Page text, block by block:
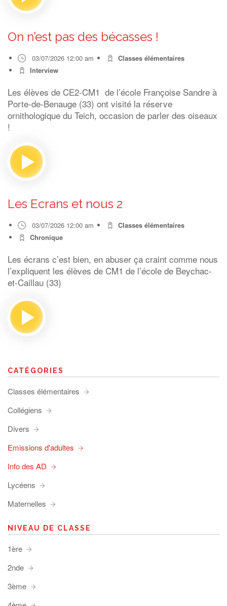
On n’est pas des bécasses !
03/07/2026 12:00 am
Classes élémentaires
Interview
Les élèves de CE2-CM1 de l’école Françoise Sandre à
Porte-de-Benauge (33) ont visité la réserve
ornithologique du Teich, occasion de parler des oiseaux
!
Les Ecrans et nous 2
03/07/2026 12:00 am
Classes élémentaires
Chronique
Les écrans c’est bien, en abuser ça craint comme nous
l’expliquent les élèves de CM1 de l’école de Beychac-
et-Caillau (33)
CATÉGORIES
Classes élémentaires
Collégiens
Divers
Emissions d'adultes
Info des AD
Lycéens
Maternelles
NIVEAU DE CLASSE
1ère
2nde
3ème